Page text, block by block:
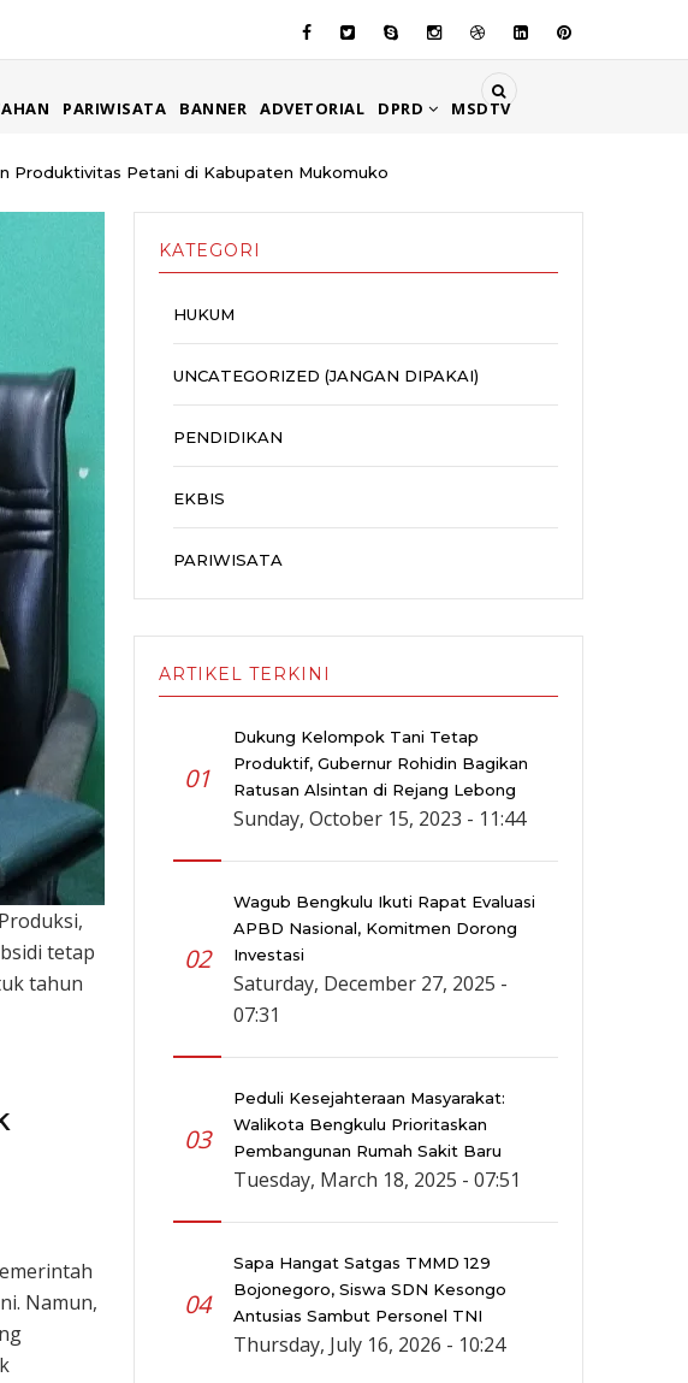
PARIWISATA BANNER ADVETORIAL DPRD MSDTV
Produktivitas Petani di Kabupaten Mukomuko
tetap
tahun
Namun,
KATEGORI
HUKUM
UNCATEGORIZED (JANGAN DIPAKAI)
PENDIDIKAN
EKBIS
PARIWISATA
ARTIKEL TERKINI
01
Dukung Kelompok Tani Tetap
Produktif, Gubernur Rohidin Bagikan
Ratusan Alsintan di Rejang Lebong
Sunday, October 15, 2023 - 11:44
02
Wagub Bengkulu Ikuti Rapat Evaluasi
APBD Nasional, Komitmen Dorong
Investasi
Saturday, December 27, 2025 -
07:31
03
Peduli Kesejahteraan Masyarakat:
Walikota Bengkulu Prioritaskan
Pembangunan Rumah Sakit Baru
Tuesday, March 18, 2025 - 07:51
04
Sapa Hangat Satgas TMMD 129
Bojonegoro, Siswa SDN Kesongo
Antusias Sambut Personel TNI
Thursday, July 16, 2026 - 10:24